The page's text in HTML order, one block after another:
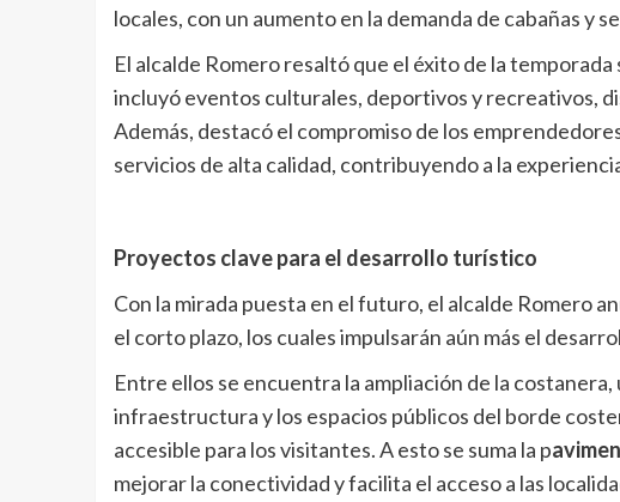
locales, con un aumento en la demanda de cabañas y
El alcalde Romero resaltó que el éxito de la
incluyó eventos culturales, deportivos y recreativos,
Además, destacó el compromiso de los
servicios de alta calidad, contribuyendo a la
Proyectos clave para el desarrollo turístico
Con la mirada puesta en el futuro, el alcalde Romero
el corto plazo, los cuales impulsarán aún más el
Entre ellos se encuentra la ampliación de la
infraestructura y los espacios públicos del borde
accesible para los visitantes. A esto se suma la p
mejorar la conectividad y facilita el acceso a las